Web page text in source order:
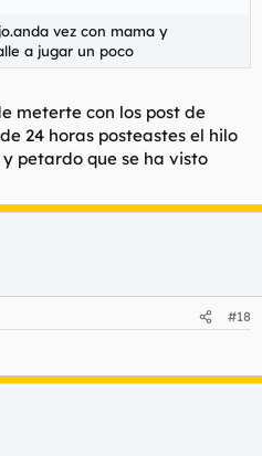
vez con mama y
a jugar un poco
meterte con los post de
24 horas posteastes el hilo
petardo que se ha visto
#18